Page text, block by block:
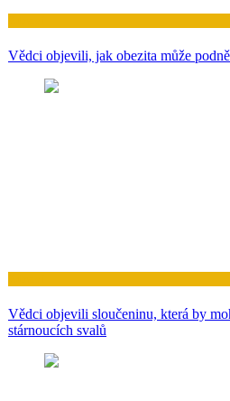
Vědci objevili, jak obezita může
Vědci objevili sloučeninu, která by
stárnoucích svalů